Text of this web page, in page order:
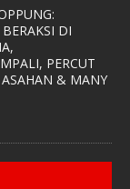
DI
PERCUT
& MANY